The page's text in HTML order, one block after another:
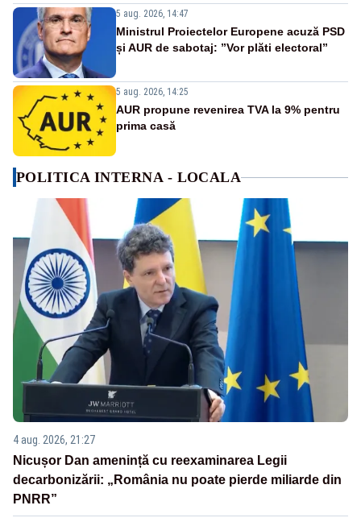
5 aug. 2026, 14:47
Ministrul Proiectelor Europene acuză PSD
și AUR de sabotaj: ”Vor plăti electoral”
5 aug. 2026, 14:25
AUR propune revenirea TVA la 9% pentru
prima casă
POLITICA INTERNA - LOCALA
4 aug. 2026, 21:27
Nicușor Dan amenință cu reexaminarea Legii
decarbonizării: „România nu poate pierde miliarde din
PNRR”